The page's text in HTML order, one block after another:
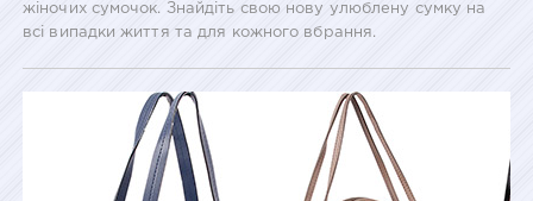
жіночих сумочок. Знайдіть свою нову улюблену сумку на
всі випадки життя та для кожного вбрання.